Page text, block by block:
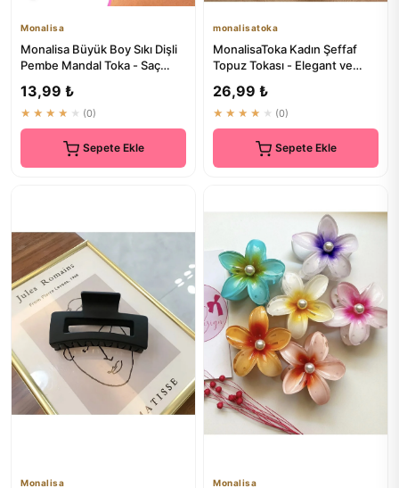
Monalisa
Monalisa Büyük Boy Sıkı Dişli
Pembe Mandal Toka - Saç
13,99 ₺
★★★★★ (0)
Sepete Ekle
monalisatoka
MonalisaToka Kadın Şeffaf
Topuz Tokası - Elegant ve
26,99 ₺
★★★★★ (0)
Sepete Ekle
Monalisa Monalisa